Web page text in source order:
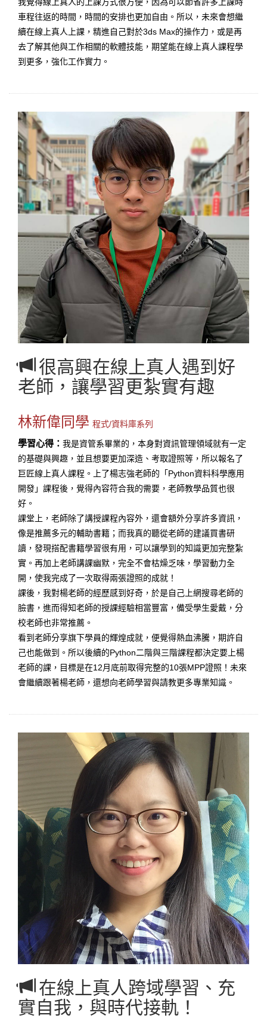
車程往返的時間，時間的安排也更加自由。所以，未來會想繼
續在線上真人上課，精進自己對於3ds Max的操作力，或是再
去了解其他與工作相關的軟體技能，期望能在線上真人課程學
到更多，強化工作實力。
很高興在線上真人遇到好
老師，讓學習更紮實有趣
林新偉同學 程式/資料庫系列
學習心得： 我是資管系畢業的，本身對資訊管理領域就有一定
的基礎與興趣，並且想要更加深造、考取證照等，所以報名了
巨匠線上真人課程。上了楊志強老師的「Python資料科學應用
開發」課程後，覺得內容符合我的需要，老師教學品質也很
好。
課堂上，老師除了講授課程內容外，還會額外分享許多資訊，
像是推薦多元的輔助書籍；而我真的聽從老師的建議買書研
讀，發現搭配書籍學習很有用，可以讓學到的知識更加完整紮
實。再加上老師講課幽默，完全不會枯燥乏味，學習動力全
開，使我完成了一次取得兩張證照的成就！
課後，我對楊老師的經歷感到好奇，於是自己上網搜尋老師的
臉書，進而得知老師的授課經驗相當豐富，備受學生愛戴，分
校老師也非常推薦。
看到老師分享旗下學員的輝煌成就，便覺得熱血沸騰，期許自
己也能做到。所以後續的Python二階與三階課程都決定要上楊
老師的課，目標是在12月底前取得完整的10張MPP證照！未來
會繼續跟著楊老師，還想向老師學習與請教更多專業知識。
在線上真人跨域學習、充
實自我，與時代接軌！